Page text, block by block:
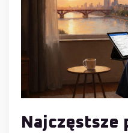
Najczęstsze